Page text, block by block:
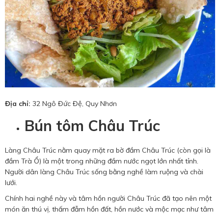
Địa chỉ: 32 Ngô Đức Đệ, Quy Nhơn
Bún tôm Châu Trúc
Làng Châu Trúc nằm quay mặt ra bờ đầm Châu Trúc (còn gọi là
đầm Trà Ổ) là một trong những đầm nước ngọt lớn nhất tỉnh.
Người dân làng Châu Trúc sống bằng nghề làm ruộng và chài
lưới.
Chính hai nghề này và tâm hồn người Châu Trúc đã tạo nên một
món ăn thú vị, thấm đẫm hồn đất, hồn nước và mộc mạc như tâm